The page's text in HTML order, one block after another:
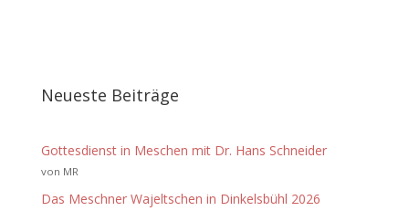
Neueste Beiträge
Gottesdienst in Meschen mit Dr. Hans Schneider
von MR
Das Meschner Wajeltschen in Dinkelsbühl 2026